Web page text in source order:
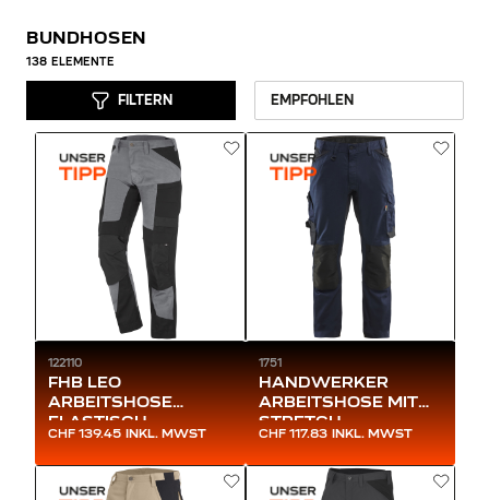
BUNDHOSEN
138 ELEMENTE
FILTERN
122110
FHB LEO
ARBEITSHOSE
ELASTISCH
CHF 139.45 INKL. MWST
1751
HANDWERKER
ARBEITSHOSE MIT
STRETCH
CHF 117.83 INKL. MWST